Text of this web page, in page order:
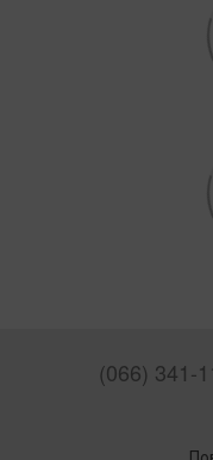
(066) 341-